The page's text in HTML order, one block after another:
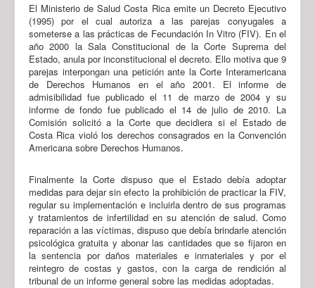
El Ministerio de Salud Costa Rica emite un Decreto Ejecutivo
(1995) por el cual autoriza a las parejas conyugales a
someterse a las prácticas de Fecundación In Vitro (FIV). En el
año 2000 la Sala Constitucional de la Corte Suprema del
Estado, anula por inconstitucional el decreto. Ello motiva que 9
parejas interpongan una petición ante la Corte Interamericana
de Derechos Humanos en el año 2001. El informe de
admisibilidad fue publicado el 11 de marzo de 2004 y su
informe de fondo fue publicado el 14 de julio de 2010. La
Comisión solicitó a la Corte que decidiera si el Estado de
Costa Rica violó los derechos consagrados en la Convención
Americana sobre Derechos Humanos.
Finalmente la Corte dispuso que el Estado debía adoptar
medidas para dejar sin efecto la prohibición de practicar la FIV,
regular su implementación e incluirla dentro de sus programas
y tratamientos de infertilidad en su atención de salud. Como
reparación a las víctimas, dispuso que debía brindarle atención
psicológica gratuita y abonar las cantidades que se fijaron en
la sentencia por daños materiales e inmateriales y por el
reintegro de costas y gastos, con la carga de rendición al
tribunal de un informe general sobre las medidas adoptadas.